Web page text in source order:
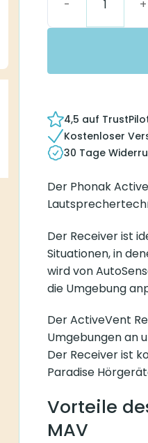
4,5 auf
Kostenloser
30 Tage
Der Phonak
Der Receiver ist
Situationen, in
wird von
die Umgebung
Der ActiveVent
Umgebungen an
Der Receiver ist
Paradise
Vorteile
MAV